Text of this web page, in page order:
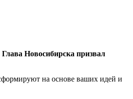
Новосибирска призвал
на основе ваших идей и